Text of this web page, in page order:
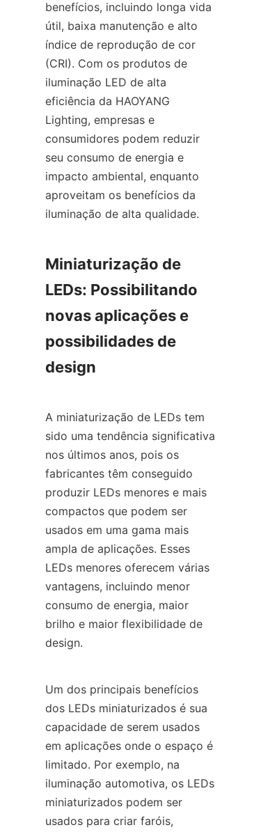
benefícios, incluindo longa vida
útil, baixa manutenção e alto
índice de reprodução de cor
(CRI). Com os produtos de
iluminação LED de alta
eficiência da HAOYANG
Lighting, empresas e
consumidores podem reduzir
seu consumo de energia e
impacto ambiental, enquanto
aproveitam os benefícios da
iluminação de alta qualidade.
Miniaturização de
LEDs: Possibilitando
novas aplicações e
possibilidades de
design
A miniaturização de LEDs tem
sido uma tendência significativa
nos últimos anos, pois os
fabricantes têm conseguido
produzir LEDs menores e mais
compactos que podem ser
usados em uma gama mais
ampla de aplicações. Esses
LEDs menores oferecem várias
vantagens, incluindo menor
consumo de energia, maior
brilho e maior flexibilidade de
design.
Um dos principais benefícios
dos LEDs miniaturizados é sua
capacidade de serem usados
em aplicações onde o espaço é
limitado. Por exemplo, na
iluminação automotiva, os LEDs
miniaturizados podem ser
usados para criar faróis,